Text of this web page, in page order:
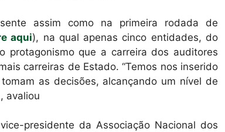
assim como na primeira rodada de
aqui), na qual apenas cinco entidades, do
que a carreira dos auditores
carreiras de Estado. “Temos nos inserido
as decisões, alcançando um nível de
avaliou
presidente da Associação Nacional dos